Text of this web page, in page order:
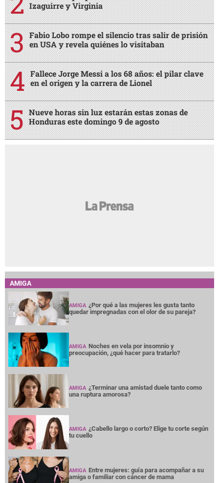
Izaguirre y Virginia
Fabio Lobo rompe el silencio tras salir de prisión
en USA y revela quiénes lo visitaban
Fallece Jorge Messi a los 68 años: el pilar clave
en el origen y la carrera de Lionel
Nueve horas sin luz estarán estas zonas de
Honduras este domingo 9 de agosto
AMIGA
AMIGA ¿Por qué a las mujeres les gusta tanto
quedar impregnadas con el olor de su pareja?
AMIGA Noches en vela por insomnio y
preocupación, ¿qué hacer para tratarlo?
AMIGA ¿Terminar una amistad duele tanto como
una ruptura amorosa?
AMIGA ¿Cabello largo o corto? Elige tu corte según
tu cuello
AMIGA Entre mujeres: guía para acompañar a su
amiga o familiar con cáncer de mama